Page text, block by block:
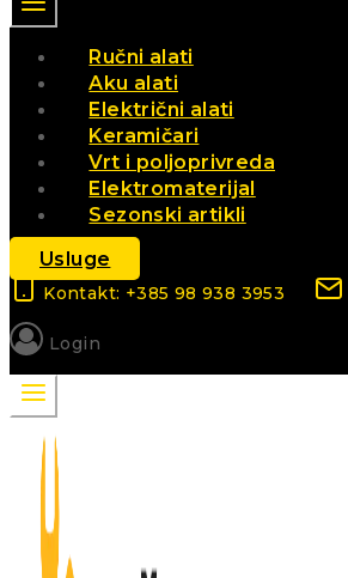
Ručni alati
Aku alati
Električni alati
Keramičari
Vrt i poljoprivreda
Elektromaterijal
Sezonski artikli
Usluge
Kontakt: +385 98 938 3953
Login